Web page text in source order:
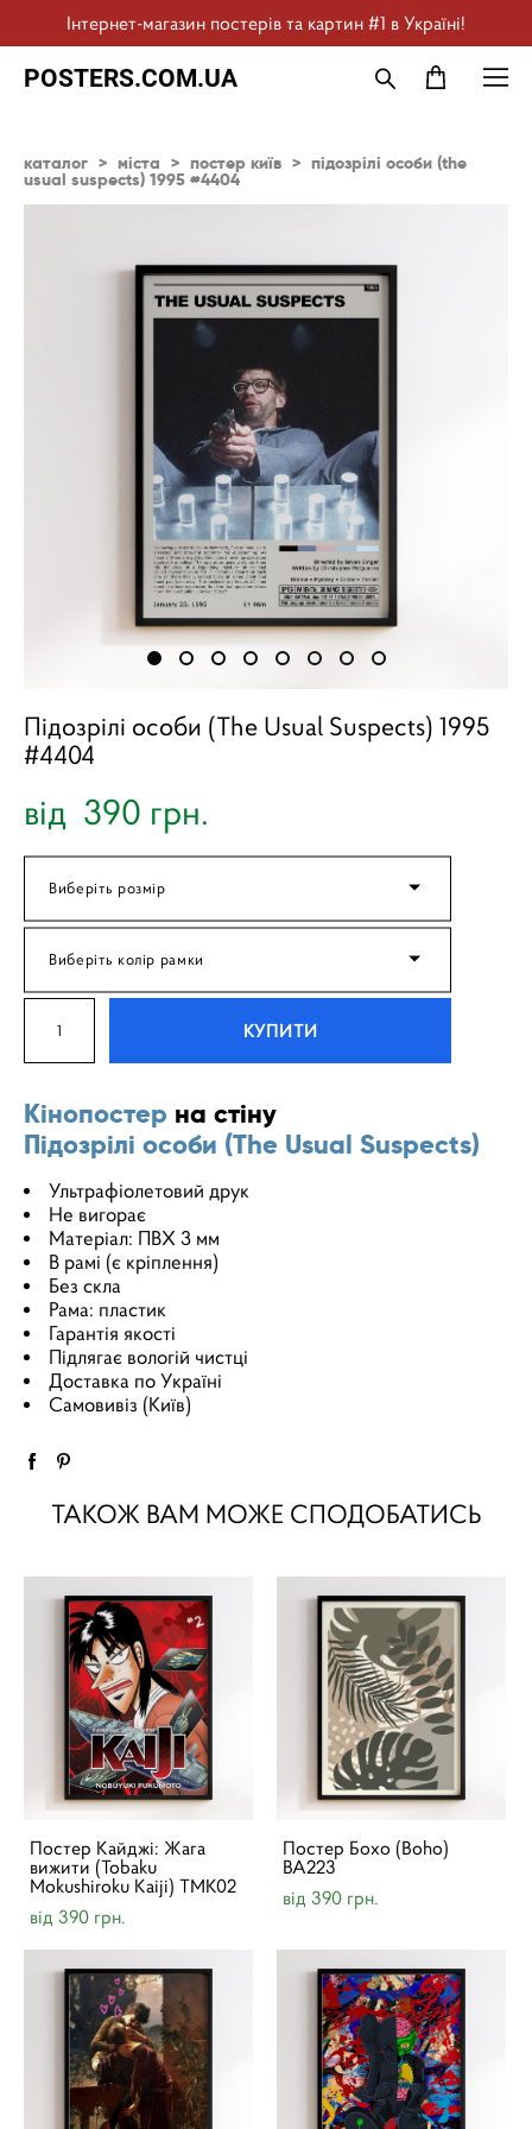
Інтернет-магазин постерів та картин #1 в Україні!
POSTERS.COM.UA
каталог > міста > постер київ > підозрілі особи (the
usual suspects) 1995 #4404
Підозрілі особи (The Usual Suspects) 1995
#4404
від 390 грн.
Виберіть розмір
Виберіть колір рамки
КУПИТИ
Кінопостер на стіну
Підозрілі особи (The Usual Suspects)
Ультрафіолетовий друк
Не вигорає
Матеріал: ПВХ 3 мм
В рамі (є кріплення)
Без скла
Рама: пластик
Гарантія якості
Підлягає вологій чистці
Доставка по Україні
Самовивіз (Київ)
ТАКОЖ ВАМ МОЖЕ СПОДОБАТИСЬ
Постер Кайджі: Жага
вижити (Tobaku
Mokushiroku Kaiji) TMK02
від 390 грн.
Постер Бохо (Boho)
BA223
від 390 грн.